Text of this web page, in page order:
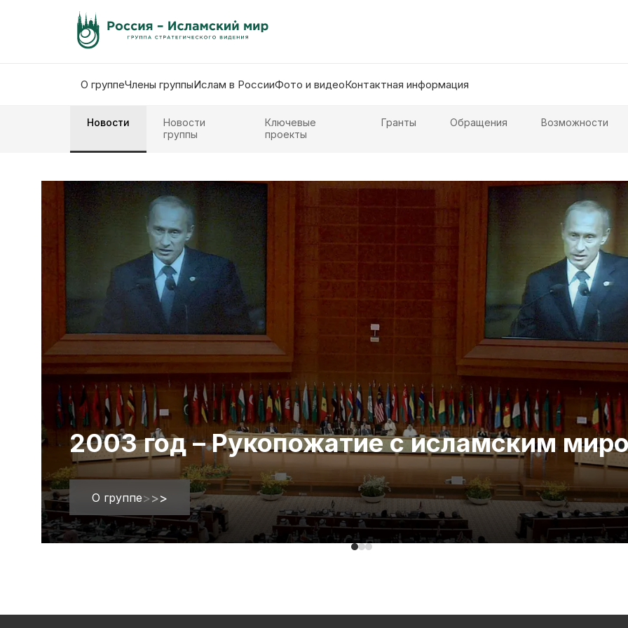
О группеЧлены группыИслам в РоссииФото и видеоКонтактная информация
Новости
Новости
группы
Ключевые
проекты
Гранты Обращения Возможности
2003 год – Рукопожатие с исламским
О группе>>>